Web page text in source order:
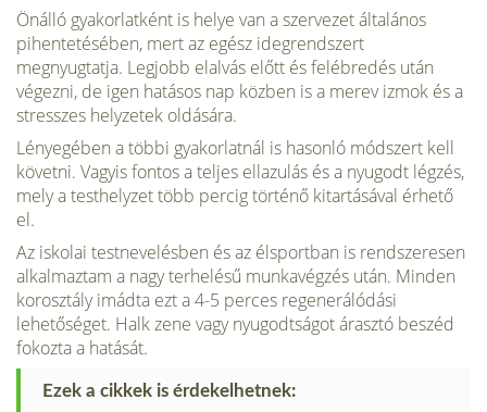
Önálló gyakorlatként is helye van a szervezet általános
pihentetésében, mert az egész idegrendszert
megnyugtatja. Legjobb elalvás előtt és felébredés után
végezni, de igen hatásos nap közben is a merev izmok és a
stresszes helyzetek oldására.
Lényegében a többi gyakorlatnál is hasonló módszert kell
követni. Vagyis fontos a teljes ellazulás és a nyugodt légzés,
mely a testhelyzet több percig történő kitartásával érhető
el.
Az iskolai testnevelésben és az élsportban is rendszeresen
alkalmaztam a nagy terhelésű munkavégzés után. Minden
korosztály imádta ezt a 4-5 perces regenerálódási
lehetőséget. Halk zene vagy nyugodtságot árasztó beszéd
fokozta a hatását.
Ezek a cikkek is érdekelhetnek: